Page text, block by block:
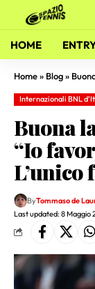
HOME
Home» Blog» Buona
Internazionali BNL
Buona
“Io
L’unico
Last updated: 8 Maggio
ByTommaso de